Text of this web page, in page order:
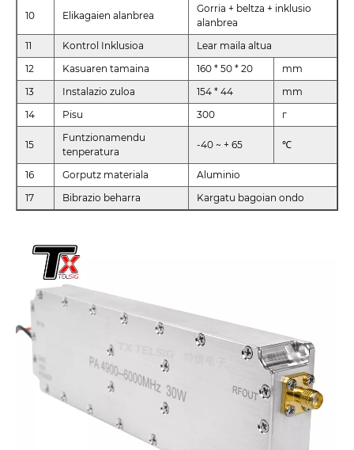
10 Elikagaien alanbrea
Gorria + beltza + inklusio
alanbrea
11
Kontrol Inklusioa
Lear maila altua
12
Kasuaren tamaina 160 * 50 * 20
mm
13
Instalazio zuloa 154 * 44
mm
14
Pisu 300 г
15
Funtzionamendu
tenperatura
-40 ~ + 65 ℃
16 Gorputz materiala
Aluminio
17
Bibrazio beharra Kargatu bagoian ondo